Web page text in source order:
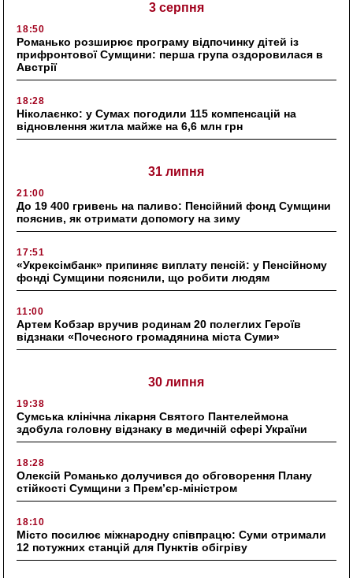
3 серпня
18:50
Романько розширює програму відпочинку дітей із
прифронтової Сумщини: перша група оздоровилася в
Австрії
18:28
Ніколаєнко: у Сумах погодили 115 компенсацій на
відновлення житла майже на 6,6 млн грн
31 липня
21:00
До 19 400 гривень на паливо: Пенсійний фонд Сумщини
пояснив, як отримати допомогу на зиму
17:51
«Укрексімбанк» припиняє виплату пенсій: у Пенсійному
фонді Сумщини пояснили, що робити людям
11:00
Артем Кобзар вручив родинам 20 полеглих Героїв
відзнаки «Почесного громадянина міста Суми»
30 липня
19:38
Сумська клінічна лікарня Святого Пантелеймона
здобула головну відзнаку в медичній сфері України
18:28
Олексій Романько долучився до обговорення Плану
стійкості Сумщини з Прем’єр-міністром
18:10
Місто посилює міжнародну співпрацю: Суми отримали
12 потужних станцій для Пунктів обігріву